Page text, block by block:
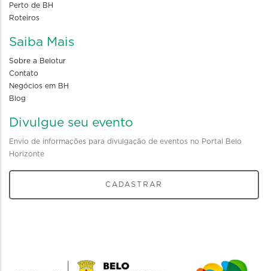
Perto de BH
Roteiros
Saiba Mais
Sobre a Belotur
Contato
Negócios em BH
Blog
Divulgue seu evento
Envio de informações para divulgação de eventos no Portal Belo
Horizonte
CADASTRAR